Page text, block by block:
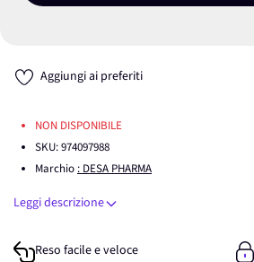
Aggiungi ai preferiti
NON DISPONIBILE
SKU:974097988
Marchio : DESA PHARMA
Leggi descrizione
Reso facile e veloce